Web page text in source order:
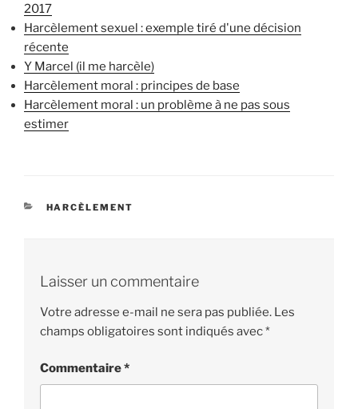
2017
Harcèlement sexuel : exemple tiré d'une décision
récente
Y Marcel (il me harcèle)
Harcèlement moral : principes de base
Harcèlement moral : un problème à ne pas sous
estimer
CATÉGORIES
HARCÈLEMENT
Laisser un commentaire
Votre adresse e-mail ne sera pas publiée. Les
champs obligatoires sont indiqués avec*
Commentaire*